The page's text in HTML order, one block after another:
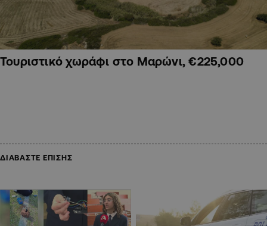
Τουριστικό χωράφι στο Μαρώνι, €225,000
ΔΙΑΒΑΣΤΕ ΕΠΙΣΗΣ